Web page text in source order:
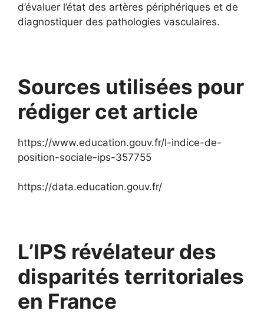
d’évaluer l’état des artères périphériques et de
diagnostiquer des pathologies vasculaires.
Sources utilisées pour
rédiger cet article
https://www.education.gouv.fr/l-indice-de-
position-sociale-ips-357755
https://data.education.gouv.fr/
L’IPS révélateur des
disparités territoriales
en France